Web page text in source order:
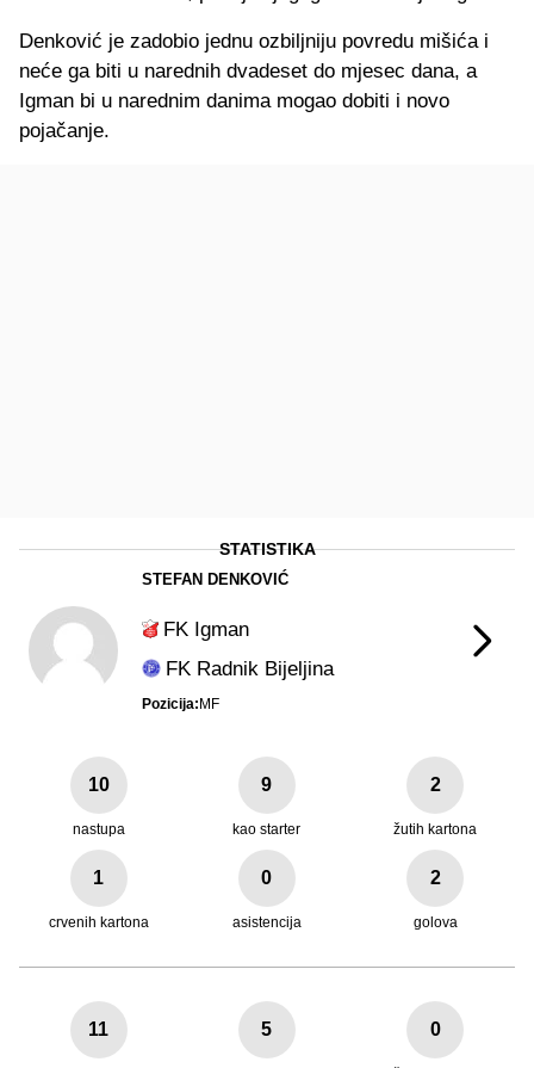
Denković je zadobio jednu ozbiljniju povredu mišića i
neće ga biti u narednih dvadeset do mjesec dana, a
Igman bi u narednim danima mogao dobiti i novo
pojačanje.
STEFAN DENKOVIĆ
FK Igman
FK Radnik Bijeljina
Pozicija:MF
STATISTIKA
10
nastupa
9
kao starter
2
žutih kartona
1
crvenih kartona
0
asistencija
2
golova
11 5 0